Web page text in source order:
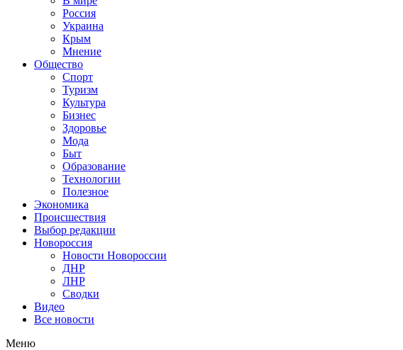
Россия
Украина
Крым
Мнение
Общество
Спорт
Туризм
Культура
Бизнес
Здоровье
Мода
Быт
Образование
Технологии
Полезное
Экономика
Происшествия
Выбор редакции
Новороссия
Новости Новороссии
ДНР
ЛНР
Сводки
Видео
Все новости
Меню